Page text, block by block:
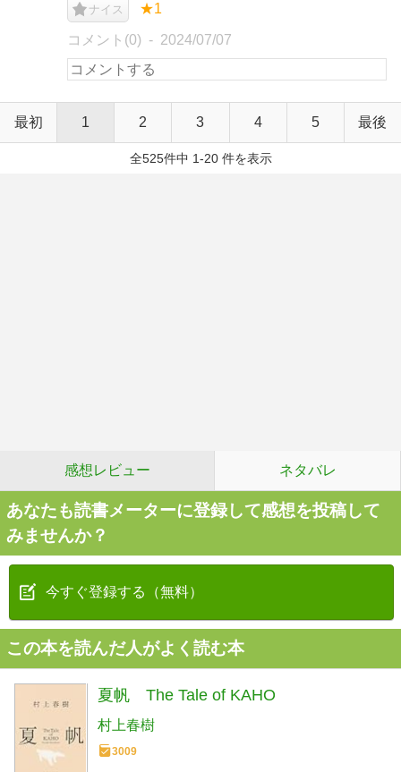
ナイス ★1
コメント(0) 2024/07/07
最初 1 2 3 4 5 最後
全525件中 1-20 件を表示
感想レビュー ネタバレ
あなたも読書メーターに登録して感想を投稿して
みませんか？
今すぐ登録する（無料）
この本を読んだ人がよく読む本
夏帆 The Tale of KAHO
村上春樹
3009